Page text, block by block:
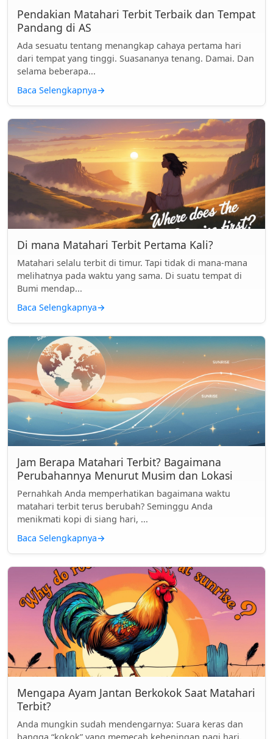
Pendakian Matahari Terbit Terbaik dan Tempat
Pandang di AS
Ada sesuatu tentang menangkap cahaya pertama hari
dari tempat yang tinggi. Suasananya tenang. Damai. Dan
selama beberapa...
Baca Selengkapnya→
Di mana Matahari Terbit Pertama Kali?
Matahari selalu terbit di timur. Tapi tidak di mana-mana
melihatnya pada waktu yang sama. Di suatu tempat di
Bumi mendap...
Baca Selengkapnya→
Jam Berapa Matahari Terbit? Bagaimana
Perubahannya Menurut Musim dan Lokasi
Pernahkah Anda memperhatikan bagaimana waktu
matahari terbit terus berubah? Seminggu Anda
menikmati kopi di siang hari, ...
Baca Selengkapnya→
Mengapa Ayam Jantan Berkokok Saat Matahari
Terbit?
Anda mungkin sudah mendengarnya: Suara keras dan